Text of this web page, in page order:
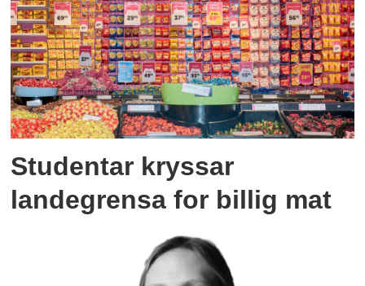
Studentar kryssar
landegrensa for billig mat